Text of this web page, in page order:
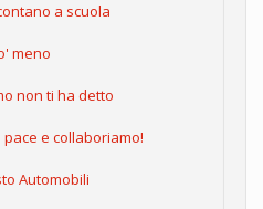
a scuola
meno
non ti ha detto
pace e collaboriamo!
Automobili